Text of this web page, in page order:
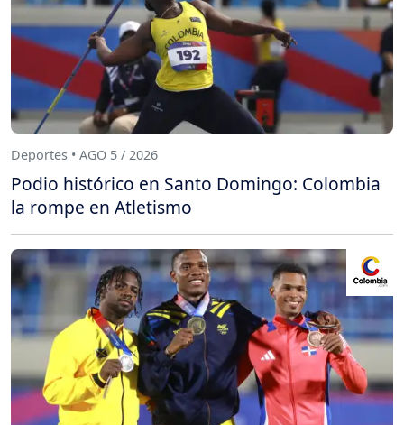
Deportes • AGO 5 / 2026
Podio histórico en Santo Domingo: Colombia
la rompe en Atletismo